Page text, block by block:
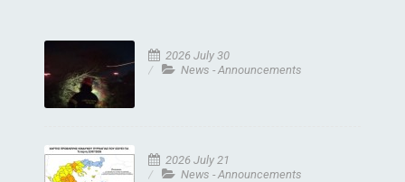
2026 July 30
News - Announcements
2026 July 21
News - Announcements